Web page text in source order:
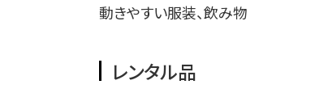
動きやすい服装、飲み物
レンタル品